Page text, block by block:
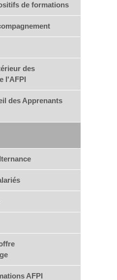
de formations
des
l'AFPI
des Apprenants
AFPI